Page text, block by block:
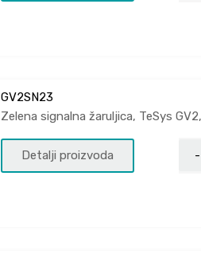
GV2SN23
Zelena signalna žaruljica, TeSys
Detalji proizvoda